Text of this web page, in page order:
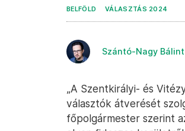
BELFÖLD VÁLASZTÁS 2024
Szántó-Nagy Bálint
„A Szentkirályi- és
választók átverését
főpolgármester szerint